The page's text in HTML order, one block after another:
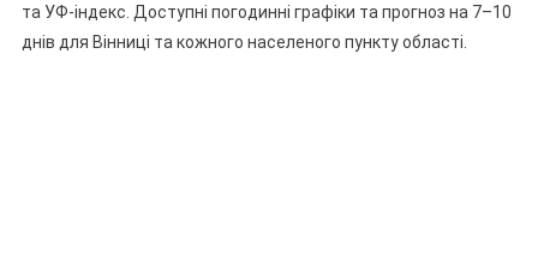
та УФ-індекс. Доступні погодинні графіки та прогноз на 7–10
днів для Вінниці та кожного населеного пункту області.